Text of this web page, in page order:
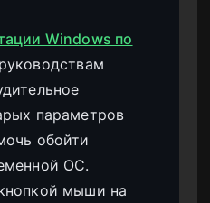
Windows по
параметров
обойти
ОС.
мыши на